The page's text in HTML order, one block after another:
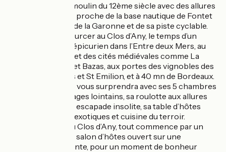
Le Clos d’Any, un moulin du 12ème siècle avec des allures
de mas provençal, proche de la base nautique de Fontet
et du canal latéral de la Garonne et de sa piste cyclable.
Venez-vous ressourcer au Clos d’Any, le temps d’un
séjour culturel et épicurien dans l’Entre deux Mers, au
pays des bastides et des cités médiévales comme La
Réole, St Macaire et Bazas, aux portes des vignobles des
Graves, Sauternes et St Emilion, et à 40 mn de Bordeaux.
La maison d’hôtes vous surprendra avec ses 5 chambres
évoquant des voyages lointains, sa roulotte aux allures
tziganes pour une escapade insolite, sa table d’hôtes
alternant saveurs exotiques et cuisine du terroir.
Côté ambiance, au Clos d’Any, tout commence par un
apéritif musical au salon d’hôtes ouvert sur une
végétation luxuriante, pour un moment de bonheur